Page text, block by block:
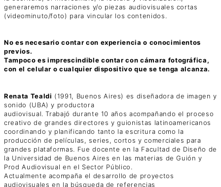
generaremos narraciones y/o piezas audiovisuales cortas
(videominuto/foto) para vincular los contenidos.
No es necesario contar con experiencia o conocimientos
previos.
Tampoco es imprescindible contar con cámara fotográfica,
con el celular o cualquier dispositivo que se tenga alcanza.
Renata Tealdi (1991, Buenos Aires) es diseñadora de imagen y
sonido (UBA) y productora
audiovisual. Trabajó durante 10 años acompañando el proceso
creativo de grandes directores y guionistas latinoamericanos
coordinando y planificando tanto la escritura como la
producción de películas, series, cortos y comerciales para
grandes plataformas. Fue docente en la Facultad de Diseño de
la Universidad de Buenos Aires en las materias de Guión y
Prod Audiovisual en el Sector Público.
Actualmente acompaña el desarrollo de proyectos
audiovisuales en la búsqueda de referencias